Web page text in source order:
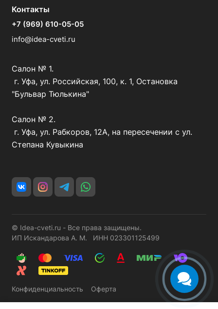
Контакты
+7 (969) 610-05-05
info@idea-cveti.ru
Салон № 1.
г. Уфа, ул. Российская, 100, к. 1, Остановка
"Бульвар Тюлькина"
Салон № 2.
г. Уфа, ул. Рабкоров, 12А, на пересечении с ул.
Степана Кувыкина
© Idea-cveti.ru - Все права защищены.
ИП Искандарова А. М. ИНН 023301125499
Конфиденциальность Оферта